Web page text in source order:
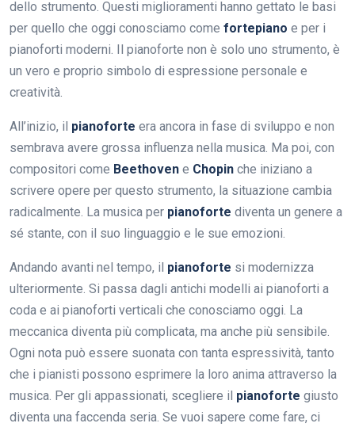
dello strumento. Questi miglioramenti hanno gettato le basi
per quello che oggi conosciamo come fortepiano e per i
pianoforti moderni. Il pianoforte non è solo uno strumento, è
un vero e proprio simbolo di espressione personale e
creatività.
All’inizio, il pianoforte era ancora in fase di sviluppo e non
sembrava avere grossa influenza nella musica. Ma poi, con
compositori come Beethoven e Chopin che iniziano a
scrivere opere per questo strumento, la situazione cambia
radicalmente. La musica per pianoforte diventa un genere a
sé stante, con il suo linguaggio e le sue emozioni.
Andando avanti nel tempo, il pianoforte si modernizza
ulteriormente. Si passa dagli antichi modelli ai pianoforti a
coda e ai pianoforti verticali che conosciamo oggi. La
meccanica diventa più complicata, ma anche più sensibile.
Ogni nota può essere suonata con tanta espressività, tanto
che i pianisti possono esprimere la loro anima attraverso la
musica. Per gli appassionati, scegliere il pianoforte giusto
diventa una faccenda seria. Se vuoi sapere come fare, ci